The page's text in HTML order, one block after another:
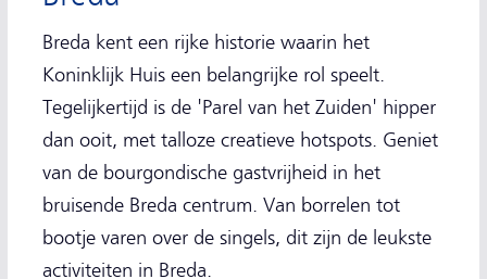
Breda kent een rijke historie waarin het
Koninklijk Huis een belangrijke rol speelt.
Tegelijkertijd is de 'Parel van het Zuiden' hipper
dan ooit, met talloze creatieve hotspots. Geniet
van de bourgondische gastvrijheid in het
bruisende Breda centrum. Van borrelen tot
bootje varen over de singels, dit zijn de leukste
activiteiten in Breda.